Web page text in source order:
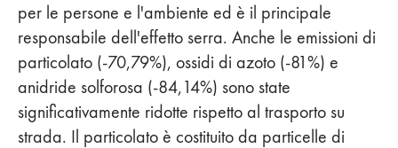
per le persone e l'ambiente ed è il principale
responsabile dell'effetto serra. Anche le emissioni di
particolato (-70,79%), ossidi di azoto (-81%) e
anidride solforosa (-84,14%) sono state
significativamente ridotte rispetto al trasporto su
strada. Il particolato è costituito da particelle di